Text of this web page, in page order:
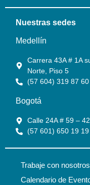
Nuestras sedes
Medellín
Carrera 43A # 1A
Norte, Piso 5
(57 604) 319 87 60
Bogotá
Calle 24A # 59 –
(57 601) 650 19 19
Trabaje con nosotros
Calendario de